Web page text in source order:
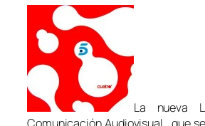
La nueva
Comunicación Audiovisual , que